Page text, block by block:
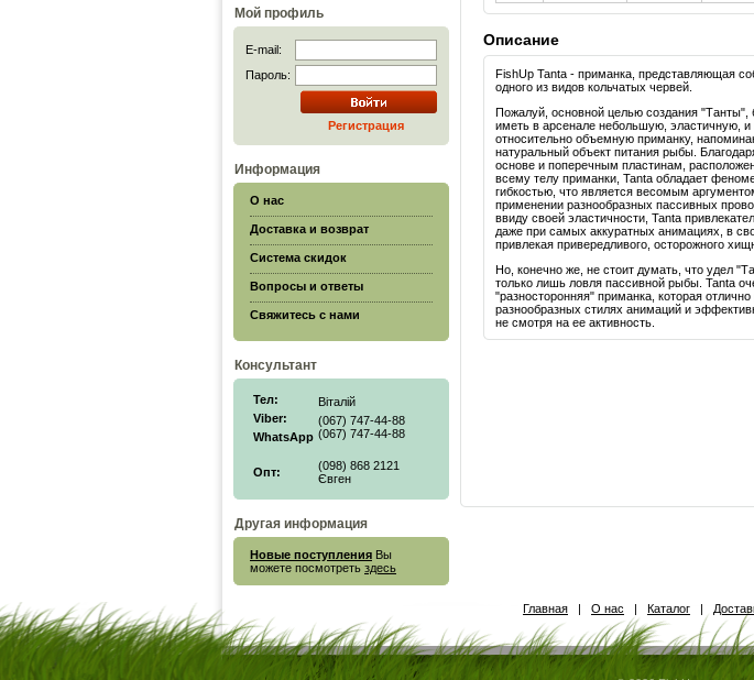
Мой профиль
E-mail:
Пароль:
Регистрация
Информация
О нас
Доставка и возврат
Система скидок
Вопросы и ответы
Свяжитесь с нами
Консультант
Тел:
Viber:
WhatsApp
Віталій
(067) 747-44-88
(067) 747-44-88
Опт:
(098) 868 2121
Євген
Другая информация
Новые поступления Вы
можете посмотреть здесь
Описание
FishUp Tanta - приманка, представляющая
одного из видов кольчатых червей.
Пожалуй, основной целью создания "Танты",
иметь в арсенале небольшую, эластичную,
относительно объемную приманку,
натуральный объект питания рыбы.
основе и поперечным пластинам,
всему телу приманки, Tanta обладает
гибкостью, что является весомым
применении разнообразных пассивных
ввиду своей эластичности, Tanta
даже при самых аккуратных анимациях, в
привлекая привередливого, осторожного
Но, конечно же, не стоит думать, что удел
только лишь ловля пассивной рыбы. Tanta
"разносторонняя" приманка, которая отлично
разнообразных стилях анимаций и
не смотря на ее активность.
Главная | О нас | Каталог |